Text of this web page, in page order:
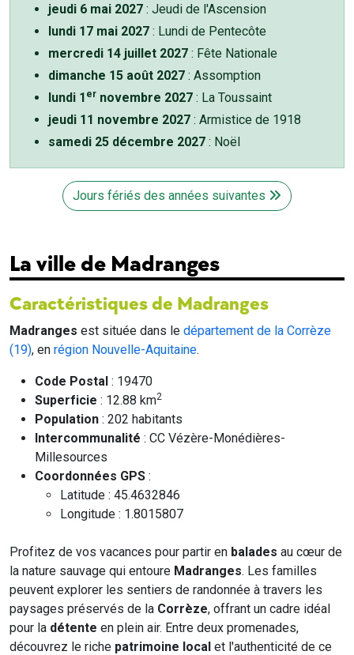
jeudi 6 mai 2027 : Jeudi de l'Ascension
lundi 17 mai 2027 : Lundi de Pentecôte
mercredi 14 juillet 2027 : Fête Nationale
dimanche 15 août 2027 : Assomption
lundi 1 er novembre 2027 : La Toussaint
jeudi 11 novembre 2027 : Armistice de 1918
samedi 25 décembre 2027 : Noël
Jours fériés des années suivantes
La ville de Madranges
Caractéristiques de Madranges
Madranges est située dans le département de la Corrèze
(19), en région Nouvelle-Aquitaine.
Code Postal : 19470
Superficie : 12.88 km2
Population : 202 habitants
Intercommunalité : CC Vézère-Monédières-
Millesources
Coordonnées GPS :
Latitude : 45.4632846
Longitude : 1.8015807
Profitez de vos vacances pour partir en balades au cœur de
la nature sauvage qui entoure Madranges. Les familles
peuvent explorer les sentiers de randonnée à travers les
paysages préservés de la Corrèze, offrant un cadre idéal
pour la détente en plein air. Entre deux promenades,
découvrez le riche patrimoine local et l'authenticité de ce